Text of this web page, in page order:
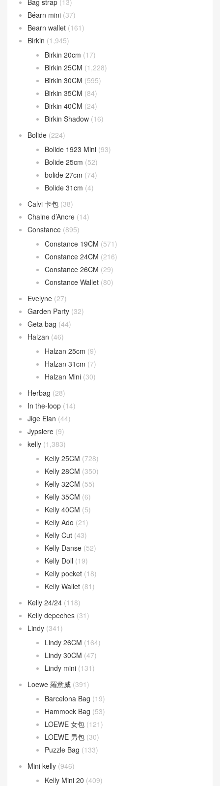
Bag strap (13)
Béarn mini (37)
Bearn wallet (161)
Birkin (1,945)
Birkin 20cm (17)
Birkin 25CM (1,228)
Birkin 30CM (595)
Birkin 35CM (84)
Birkin 40CM (24)
Birkin Shadow (16)
Bolide (224)
Bolide 1923 Mini (93)
Bolide 25cm (52)
bolide 27cm (74)
Bolide 31cm (4)
Calvi 卡包 (38)
Chaine d’Ancre (14)
Constance (895)
Constance 19CM (571)
Constance 24CM (216)
Constance 26CM (29)
Constance Wallet (80)
Evelyne (27)
Garden Party (32)
Geta bag (44)
Halzan (46)
Halzan 25cm (9)
Halzan 31cm (7)
Halzan Mini (30)
Herbag (28)
In the-loop (14)
Jige Elan (44)
Jypsiere (9)
kelly (1,383)
Kelly 25CM (728)
Kelly 28CM (350)
Kelly 32CM (55)
Kelly 35CM (6)
Kelly 40CM (5)
Kelly Ado (21)
Kelly Cut (43)
Kelly Danse (52)
Kelly Doll (19)
Kelly pocket (18)
Kelly Wallet (81)
Kelly 24/24 (118)
Kelly depeches (31)
Lindy (341)
Lindy 26CM (164)
Lindy 30CM (47)
Lindy mini (131)
Loewe 羅意威 (391)
Barcelona Bag (19)
Hammock Bag (53)
LOEWE 女包 (121)
LOEWE 男包 (30)
Puzzle Bag (133)
Mini kelly (946)
Kelly Mini 20 (409)